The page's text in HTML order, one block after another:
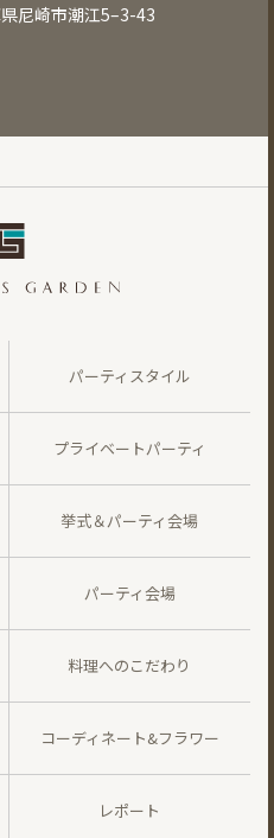
尼崎市潮江5–3-43
パーティスタイル
プライベートパーティ
挙式＆パーティ会場
パーティ会場
料理へのこだわり
コーディネート&フラワー
レポート